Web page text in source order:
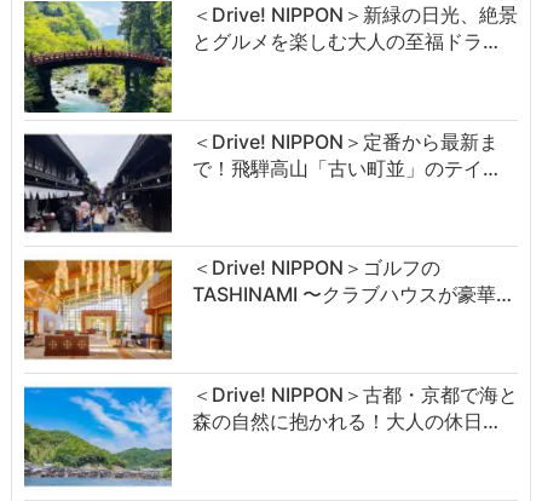
＜Drive! NIPPON＞新緑の日光、絶景
とグルメを楽しむ大人の至福ドラ…
＜Drive! NIPPON＞定番から最新ま
で！飛騨高山「古い町並」のテイ…
＜Drive! NIPPON＞ゴルフの
TASHINAMI 〜クラブハウスが豪華…
＜Drive! NIPPON＞古都・京都で海と
森の自然に抱かれる！大人の休日…